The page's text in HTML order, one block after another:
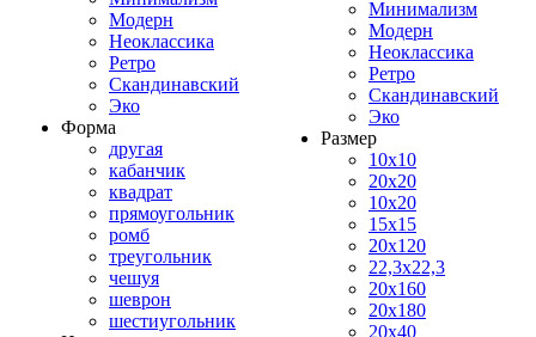
Модерн
Неоклассика
Ретро
Скандинавский
Эко
Форма
другая
кабанчик
квадрат
прямоугольник
ромб
треугольник
чешуя
шеврон
шестиугольник
Минимализм
Модерн
Неоклассика
Ретро
Скандинавский
Эко
Размер
10x10
20x20
10x20
15x15
20x120
22,3x22,3
20x160
20x180
20x40